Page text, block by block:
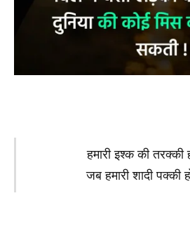
हमारी इश्क की तरक्की
जब हमारी शादी पक्की